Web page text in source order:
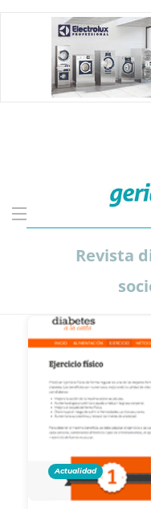
Revista
Actualidad